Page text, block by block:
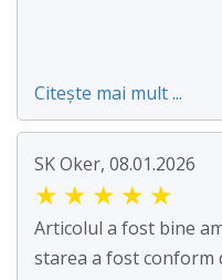
Citește mai mult ...
SK Oker, 08.01.2026
★ ★ ★ ★ ★
Articolul a fost bine
starea a fost conform